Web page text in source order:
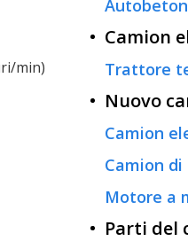
min)
Camion
Trattore
Nuovo
Camion
Camion
Motore a
Parti del